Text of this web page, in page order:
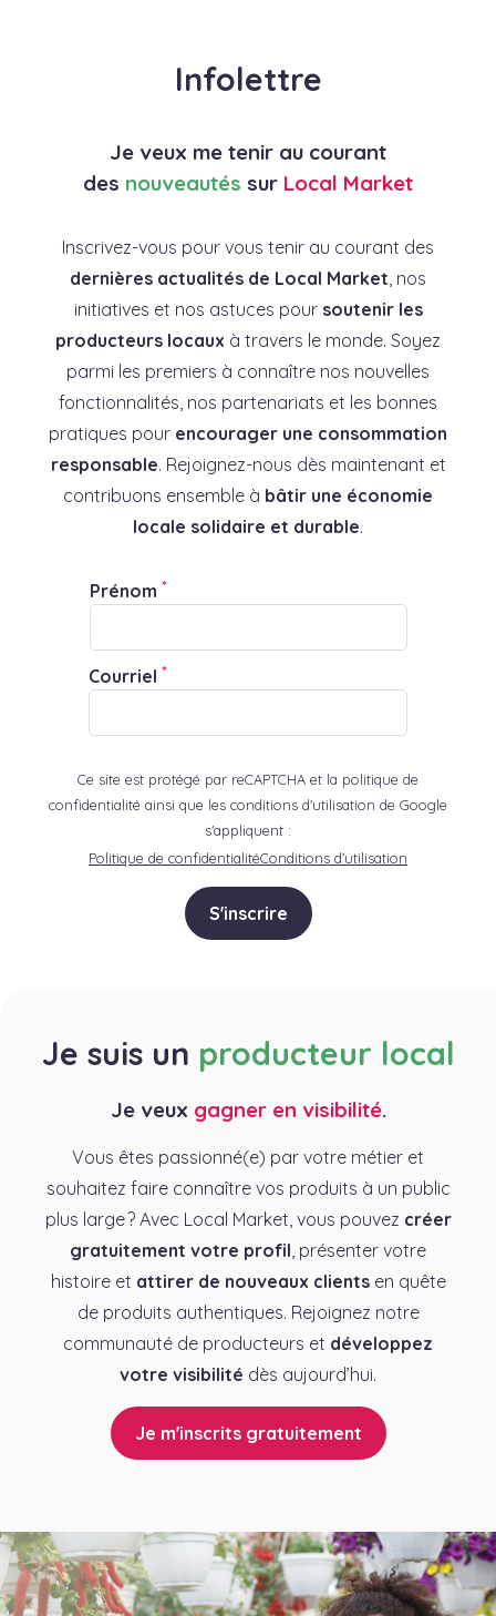
Infolettre
Je veux me tenir au courant
des nouveautés sur Local Market
Inscrivez-vous pour vous tenir au courant des
dernières actualités de Local Market, nos
initiatives et nos astuces pour soutenir les
producteurs locaux à travers le monde. Soyez
parmi les premiers à connaître nos nouvelles
fonctionnalités, nos partenariats et les bonnes
pratiques pour encourager une consommation
responsable. Rejoignez-nous dès maintenant et
contribuons ensemble à bâtir une économie
locale solidaire et durable.
Prénom *
Courriel *
Ce site est protégé par reCAPTCHA et la politique de
confidentialité ainsi que les conditions d'utilisation de Google
s'appliquent :
Politique de confidentialitéConditions d’utilisation
S'inscrire
Je suis un producteur local
Je veux gagner en visibilité.
Vous êtes passionné(e) par votre métier et
souhaitez faire connaître vos produits à un public
plus large ? Avec Local Market, vous pouvez créer
gratuitement votre profil , présenter votre
histoire et attirer de nouveaux clientsen quête
de produits authentiques. Rejoignez notre
communauté de producteurs et développez
votre visibilité dès aujourd’hui.
Je m'inscrits gratuitement